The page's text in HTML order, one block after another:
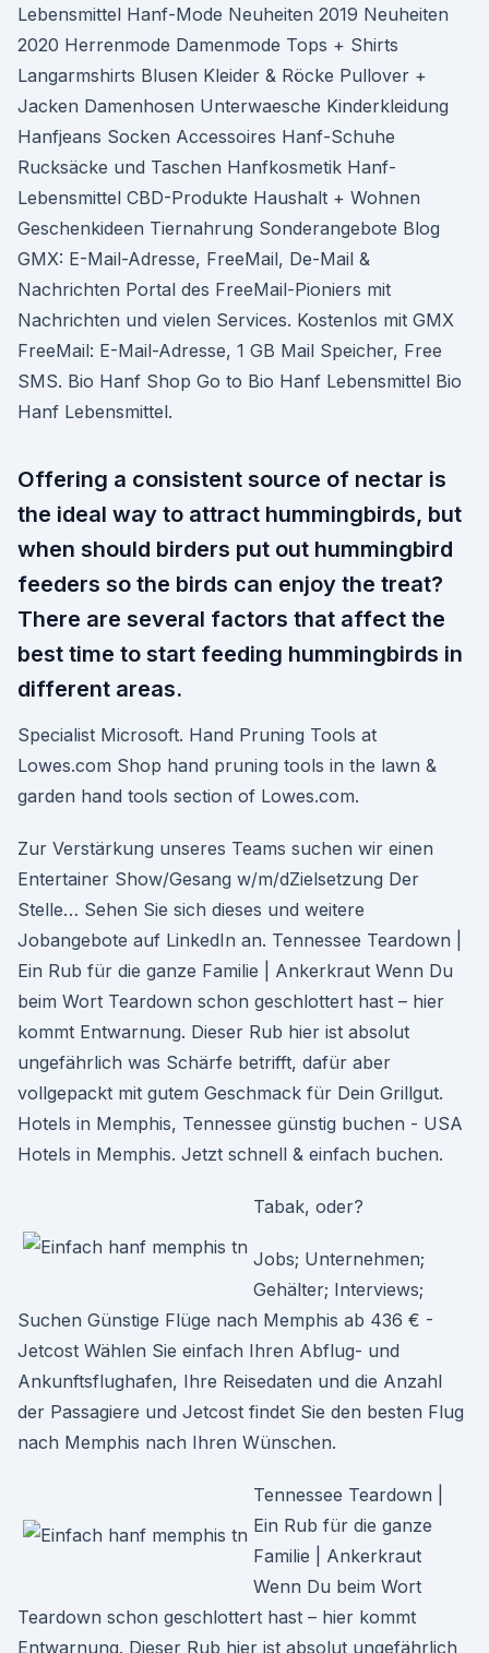
Lebensmittel Hanf-Mode Neuheiten 2019 Neuheiten
2020 Herrenmode Damenmode Tops + Shirts
Langarmshirts Blusen Kleider & Röcke Pullover +
Jacken Damenhosen Unterwaesche Kinderkleidung
Hanfjeans Socken Accessoires Hanf-Schuhe
Rucksäcke und Taschen Hanfkosmetik Hanf-
Lebensmittel CBD-Produkte Haushalt + Wohnen
Geschenkideen Tiernahrung Sonderangebote Blog
GMX: E-Mail-Adresse, FreeMail, De-Mail &
Nachrichten Portal des FreeMail-Pioniers mit
Nachrichten und vielen Services. Kostenlos mit GMX
FreeMail: E-Mail-Adresse, 1 GB Mail Speicher, Free
SMS. Bio Hanf Shop Go to Bio Hanf Lebensmittel Bio
Hanf Lebensmittel.
Offering a consistent source of nectar is
the ideal way to attract hummingbirds, but
when should birders put out hummingbird
feeders so the birds can enjoy the treat?
There are several factors that affect the
best time to start feeding hummingbirds in
different areas.
Specialist Microsoft. Hand Pruning Tools at
Lowes.com Shop hand pruning tools in the lawn &
garden hand tools section of Lowes.com.
Zur Verstärkung unseres Teams suchen wir einen
Entertainer Show/Gesang w/m/dZielsetzung Der
Stelle… Sehen Sie sich dieses und weitere
Jobangebote auf LinkedIn an. Tennessee Teardown |
Ein Rub für die ganze Familie | Ankerkraut Wenn Du
beim Wort Teardown schon geschlottert hast – hier
kommt Entwarnung. Dieser Rub hier ist absolut
ungefährlich was Schärfe betrifft, dafür aber
vollgepackt mit gutem Geschmack für Dein Grillgut.
Hotels in Memphis, Tennessee günstig buchen - USA
Hotels in Memphis. Jetzt schnell & einfach buchen.
Tabak, oder?
Jobs; Unternehmen;
Gehälter; Interviews;
Suchen Günstige Flüge nach Memphis ab 436 € -
Jetcost Wählen Sie einfach Ihren Abflug- und
Ankunftsflughafen, Ihre Reisedaten und die Anzahl
der Passagiere und Jetcost findet Sie den besten Flug
nach Memphis nach Ihren Wünschen.
Tennessee Teardown |
Ein Rub für die ganze
Familie | Ankerkraut
Wenn Du beim Wort
Teardown schon geschlottert hast – hier kommt
Entwarnung. Dieser Rub hier ist absolut ungefährlich